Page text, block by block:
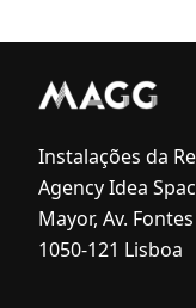
Instalações da
Agency Idea
Mayor, Av.
1050-121 Lisboa